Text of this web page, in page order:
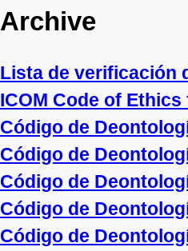
Archive
Lista de verificación
ICOM Code of
Código de
Código de
Código de
Código de
Código de